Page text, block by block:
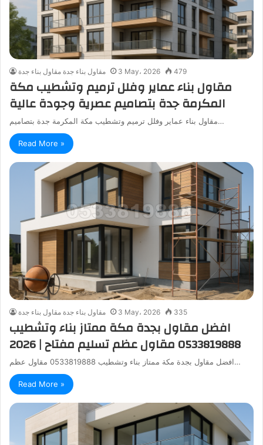
مقاول بناء جدة مقاول بناء جدة 3 May، 2026 479
مقاول بناء عماير وفلل ترميم وتشطيب مكة
المكرمة جدة بتصاميم عصرية وجودة عالية
مقاول بناء عماير وفلل ترميم وتشطيب مكة المكرمة جدة بتصاميم…
Read More »
مقاول بناء جدة مقاول بناء جدة 3 May، 2026 335
افضل مقاول بجدة مكة ممتاز بناء وتشطيب
0533819888 مقاول عظم تسليم مفتاح | 2026
افضل مقاول بجدة مكة ممتاز بناء وتشطيب 0533819888 مقاول عظم…
Read More »